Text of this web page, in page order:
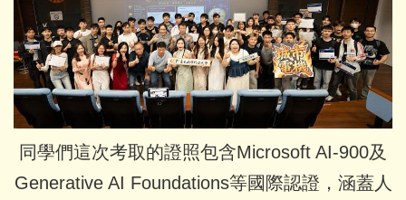
同學們這次考取的證照包含Microsoft AI-900及
Generative AI Foundations等國際認證，涵蓋人